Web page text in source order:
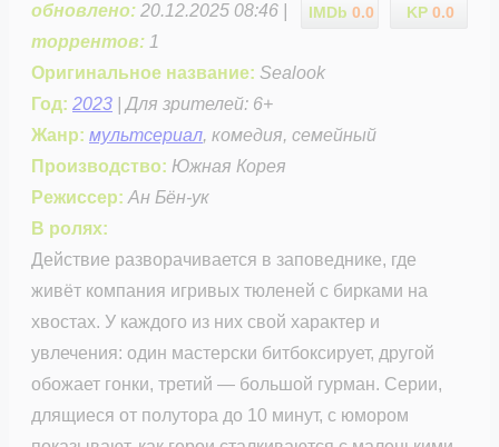
KP 0.0
IMDb 0.0
обновлено: 20.12.2025 08:46 |
торрентов: 1
Оригинальное название: Sealook
Год: 2023 | Для зрителей: 6+
Жанр: мультсериал, комедия, семейный
Производство: Южная Корея
Режиссер: Ан Бён-ук
В ролях:
Действие разворачивается в заповеднике, где
живёт компания игривых тюленей с бирками на
хвостах. У каждого из них свой характер и
увлечения: один мастерски битбоксирует, другой
обожает гонки, третий — большой гурман. Серии,
длящиеся от полутора до 10 минут, с юмором